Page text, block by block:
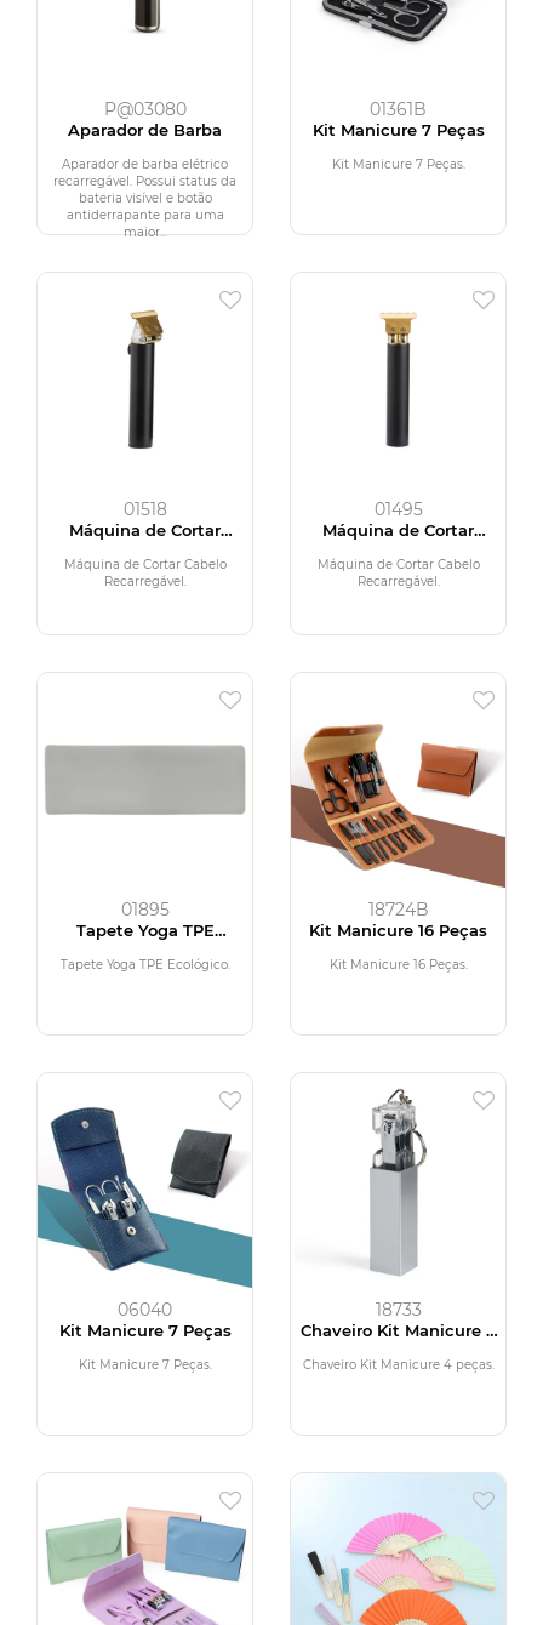
P@03080
Aparador de Barba
Aparador de barba elétrico
recarregável. Possui status da
bateria visível e botão
antiderrapante para uma
maior...
01361B
Kit Manicure 7 Peças
Kit Manicure 7 Peças.
01518
Máquina de Cortar
Máquina de Cortar Cabelo
Recarregável.
01495
Máquina de Cortar
Máquina de Cortar Cabelo
Recarregável.
01895
Tapete Yoga TPE
Tapete Yoga TPE Ecológico.
18724B
Kit Manicure 16 Peças
Kit Manicure 16 Peças.
06040
Kit Manicure 7 Peças
Kit Manicure 7 Peças.
18733
Chaveiro Kit Manicure 4
Chaveiro Kit Manicure 4 peças.